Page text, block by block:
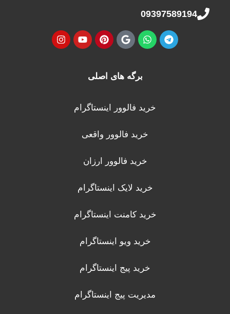
09397589194
برگه های اصلی
خرید فالوور اینستاگرام
خرید فالوور واقعی
خرید فالوور ارزان
خرید لایک اینستاگرام
خرید کامنت اینستاگرام
خرید ویو اینستاگرام
خرید پیج اینستاگرام
مدیریت پیج اینستاگرام